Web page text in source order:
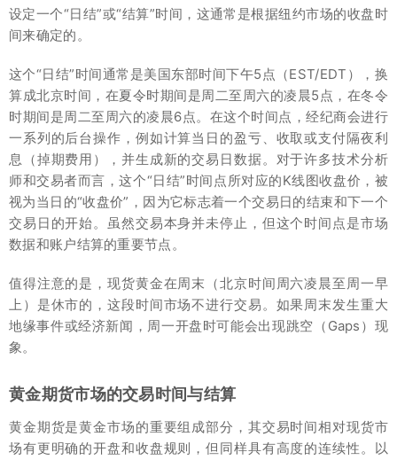
设定一个“日结”或“结算”时间，这通常是根据纽约市场的收盘时
间来确定的。
这个“日结”时间通常是美国东部时间下午5点（EST/EDT），换
算成北京时间，在夏令时期间是周二至周六的凌晨5点，在冬令
时期间是周二至周六的凌晨6点。在这个时间点，经纪商会进行
一系列的后台操作，例如计算当日的盈亏、收取或支付隔夜利
息（掉期费用），并生成新的交易日数据。对于许多技术分析
师和交易者而言，这个“日结”时间点所对应的K线图收盘价，被
视为当日的“收盘价”，因为它标志着一个交易日的结束和下一个
交易日的开始。虽然交易本身并未停止，但这个时间点是市场
数据和账户结算的重要节点。
值得注意的是，现货黄金在周末（北京时间周六凌晨至周一早
上）是休市的，这段时间市场不进行交易。如果周末发生重大
地缘事件或经济新闻，周一开盘时可能会出现跳空（Gaps）现
象。
黄金期货市场的交易时间与结算
黄金期货是黄金市场的重要组成部分，其交易时间相对现货市
场有更明确的开盘和收盘规则，但同样具有高度的连续性。以